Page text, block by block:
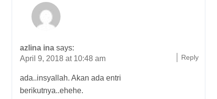
azlina ina says:
April 9, 2018 at 10:48 am
ada..insyallah. Akan ada entri
berikutnya..ehehe.
Reply